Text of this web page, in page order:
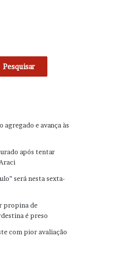
Pesquisar
e avança às
após tentar
será nesta sexta-
propina de
é preso
com pior avaliação